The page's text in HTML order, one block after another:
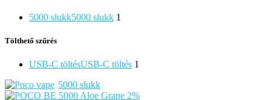
5000 slukk5000 slukk 1
Tölthető szűrés
USB-C töltésUSB-C töltés 1
5000 slukk